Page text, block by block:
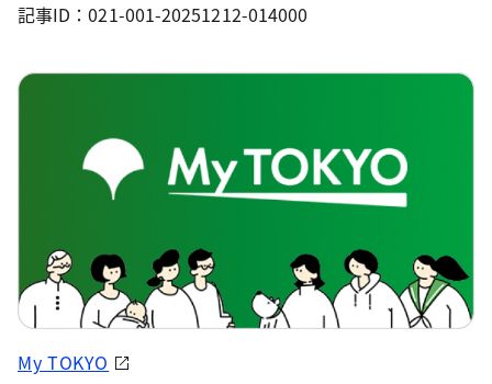
記事ID：021-001-20251212-014000
My TOKYO